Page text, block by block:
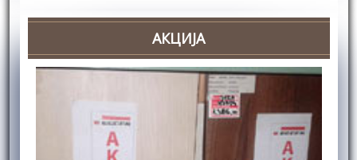
АКЦИЈА